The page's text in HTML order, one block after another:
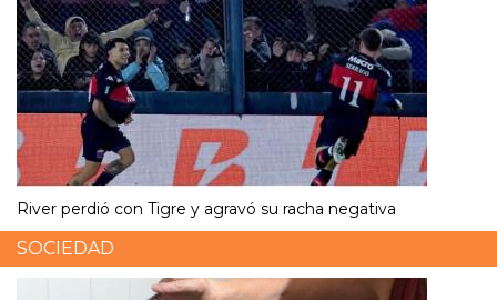
River perdió con Tigre y agravó su racha negativa
SOCIEDAD